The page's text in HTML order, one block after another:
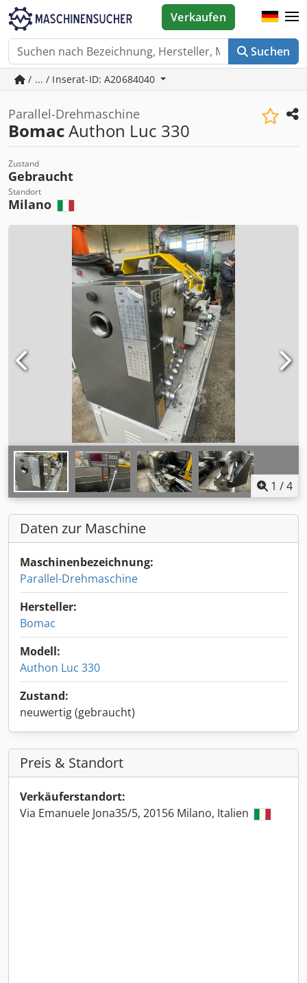
Suchen
Verkaufen
/ ... / Inserat-ID: A20684040
Parallel-Drehmaschine
BomacAuthon Luc 330
Zustand
Gebraucht
Standort
Milano
1 /4
Daten zur Maschine
Maschinenbezeichnung:
Parallel-Drehmaschine
Hersteller:
Bomac
Modell:
Authon Luc 330
Zustand:
neuwertig (gebraucht)
Preis & Standort
Verkäuferstandort:
Via Emanuele Jona35/5, 20156 Milano, Italien